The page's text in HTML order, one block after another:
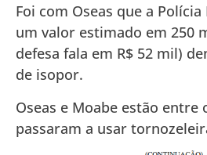
Foi com Oseas que a
um valor estimado em 250
defesa fala em R$ 52 mil)
de isopor.
Oseas e Moabe estão entre
passaram a usar